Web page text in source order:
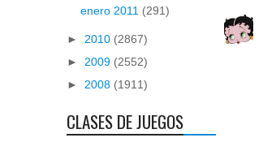
enero 2011 (291)
► 2010 (2867)
► 2009 (2552)
► 2008 (1911)
CLASES DE JUEGOS